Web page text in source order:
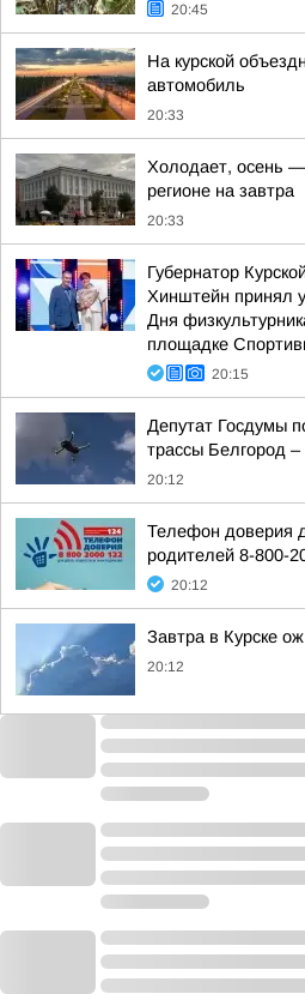
20:45
На курской
автомобиль
20:33
Холодает, осень —
регионе на завтра
20:33
Губернатор
Хинштейн принял
Дня
площадке
20:15
Депутат Госдумы
трассы Белгород –
20:12
Телефон доверия
родителей 8-800-
20:12
Завтра в Курске
20:12